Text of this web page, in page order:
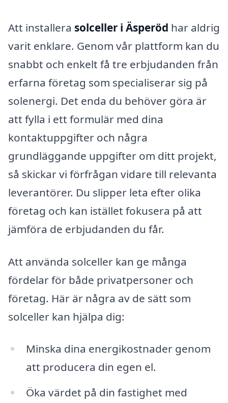
Att installera solceller i Äsperöd har aldrig
varit enklare. Genom vår plattform kan du
snabbt och enkelt få tre erbjudanden från
erfarna företag som specialiserar sig på
solenergi. Det enda du behöver göra är
att fylla i ett formulär med dina
kontaktuppgifter och några
grundläggande uppgifter om ditt projekt,
så skickar vi förfrågan vidare till relevanta
leverantörer. Du slipper leta efter olika
företag och kan istället fokusera på att
jämföra de erbjudanden du får.
Att använda solceller kan ge många
fördelar för både privatpersoner och
företag. Här är några av de sätt som
solceller kan hjälpa dig:
Minska dina energikostnader genom
att producera din egen el.
Öka värdet på din fastighet med